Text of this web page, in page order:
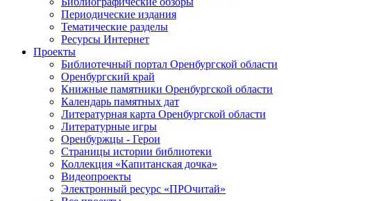
Периодические издания
Тематические разделы
Ресурсы Интернет
Проекты
Библиотечный портал Оренбургской области
Оренбургский край
Книжные памятники Оренбургской области
Календарь памятных дат
Литературная карта Оренбургской области
Литературные игры
Оренбуржцы - Герои
Страницы истории библиотеки
Коллекция «Капитанская дочка»
Видеопроекты
Электронный ресурс «ПРОчитай»